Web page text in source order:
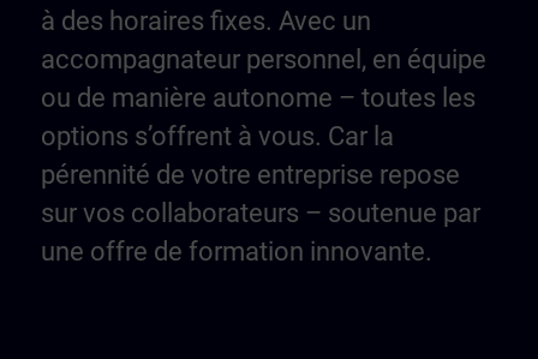
à des horaires fixes. Avec un
accompagnateur personnel, en équipe
ou de manière autonome – toutes les
options s’offrent à vous. Car la
pérennité de votre entreprise repose
sur vos collaborateurs – soutenue par
une offre de formation innovante.